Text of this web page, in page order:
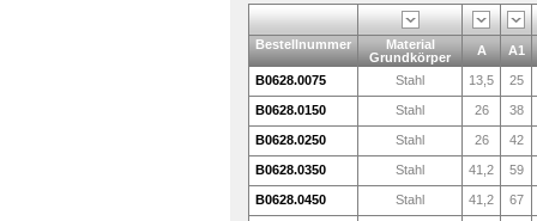
Bestellnummer
Material
Grundkörper
A A1
B0628.0075 Stahl 13,5 25
B0628.0150 Stahl 26 38
B0628.0250 Stahl 26 42
B0628.0350 Stahl 41,2 59
B0628.0450 Stahl 41,2 67